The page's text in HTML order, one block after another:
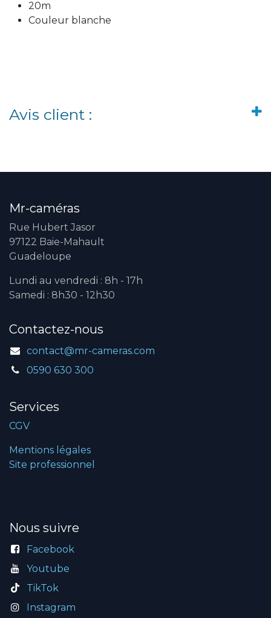
20m
Couleur blanche
Avis client :
Mr-caméras
Rue Hubert Jasor
97122 Baie-Mahault
Guadeloupe
Lundi au vendredi : 8h - 17h
Samedi : 8h30 - 12h30
Contactez-nous
contact@mr-cameras.com
0590 630 300
Services
CGV
Mentions légales
Site professionnel
Nous suivre
Facebook
Youtube
TikTok
Instagram